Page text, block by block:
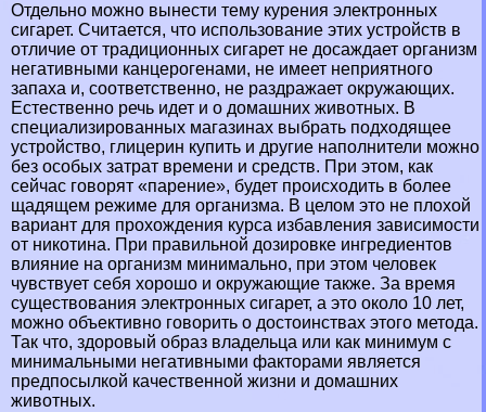
Отдельно можно вынести тему курения электронных
сигарет. Считается, что использование этих устройств в
отличие от традиционных сигарет не досаждает организм
негативными канцерогенами, не имеет неприятного
запаха и, соответственно, не раздражает окружающих.
Естественно речь идет и о домашних животных. В
специализированных магазинах выбрать подходящее
устройство, глицерин купить и другие наполнители можно
без особых затрат времени и средств. При этом, как
сейчас говорят «парение», будет происходить в более
щадящем режиме для организма. В целом это не плохой
вариант для прохождения курса избавления зависимости
от никотина. При правильной дозировке ингредиентов
влияние на организм минимально, при этом человек
чувствует себя хорошо и окружающие также. За время
существования электронных сигарет, а это около 10 лет,
можно объективно говорить о достоинствах этого метода.
Так что, здоровый образ владельца или как минимум с
минимальными негативными факторами является
предпосылкой качественной жизни и домашних
животных.